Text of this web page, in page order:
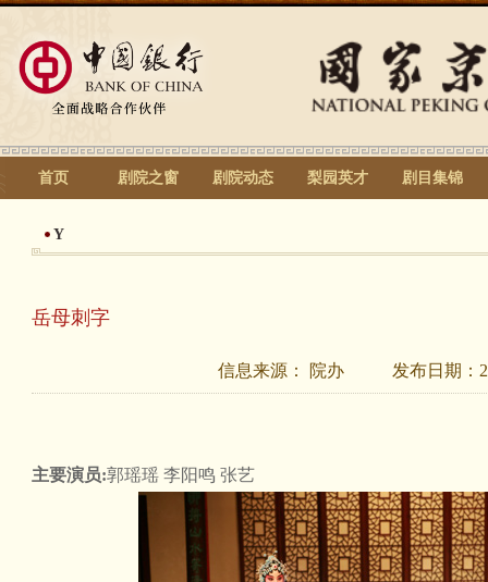
首页 剧院之窗 剧院动态 梨园英才 剧目集锦
Y
岳母刺字
信息来源： 院办 发布日期：
主要演员:郭瑶瑶 李阳鸣 张艺